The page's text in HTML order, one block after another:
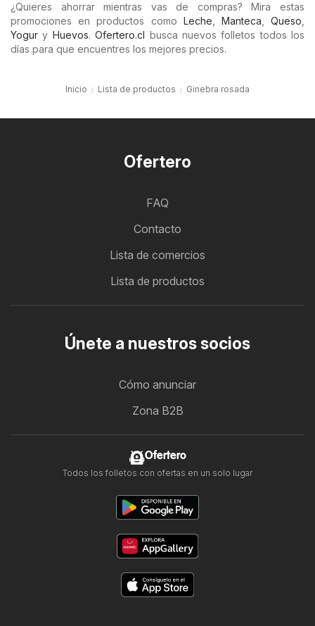
¿Quieres ahorrar mientras vas de compras? Mira estas
promociones en productos como Leche Manteca ,Queso
Yogur y Huevos.Ofertero.cl busca nuevos folletos todos los
días para que encuentres los mejores precios.
Inicio Lista de productos Ginebra rosada
Ofertero
FAQ
Contacto
Lista de comercios
Lista de productos
Únete a nuestros socios
Cómo anunciar
Zona B2B
Ofertero
Todos los folletos con ofertas en un solo lugar